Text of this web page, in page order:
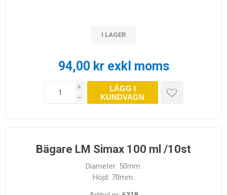
I LAGER
94,00 kr exkl moms
i
h
LÄGG I
KUNDVAGN
Bägare LM Simax 100 ml /10st
Diameter: 50mm.
Höjd: 70mm.